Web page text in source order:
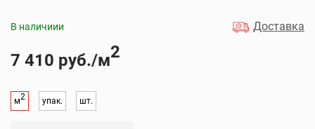
В наличиии Доставка
7 410 руб./м2
м2 упак. шт.